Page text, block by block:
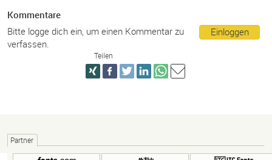
Kommentare
Einloggen
Bitte logge dich ein, um einen Kommentar zu
verfassen.
Teilen
Partner